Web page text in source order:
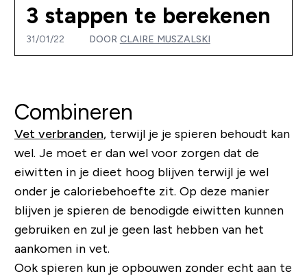
3 stappen te berekenen
31/01/22 DOOR CLAIRE MUSZALSKI
Combineren
Vet verbranden, terwijl je je spieren behoudt kan
wel. Je moet er dan wel voor zorgen dat de
eiwitten in je dieet hoog blijven terwijl je wel
onder je caloriebehoefte zit. Op deze manier
blijven je spieren de benodigde eiwitten kunnen
gebruiken en zul je geen last hebben van het
aankomen in vet.
Ook spieren kun je opbouwen zonder echt aan te